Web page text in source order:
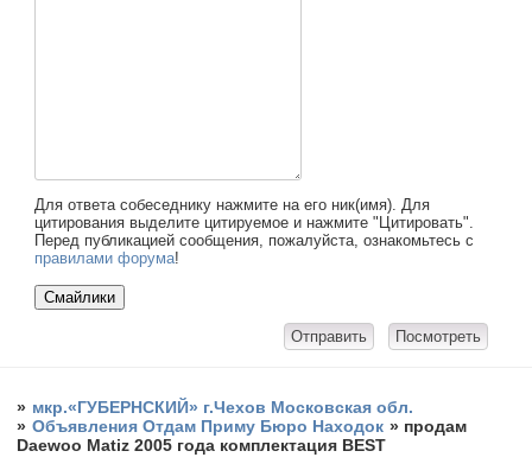
Для ответа собеседнику нажмите на его ник(имя). Для
цитирования выделите цитируемое и нажмите "Цитировать".
Перед публикацией сообщения, пожалуйста, ознакомьтесь с
правилами форума!
» мкр.«ГУБЕРНСКИЙ» г.Чехов Московская обл.
» Объявления Отдам Приму Бюро Находок » продам
Daewoo Matiz 2005 года комплектация BEST